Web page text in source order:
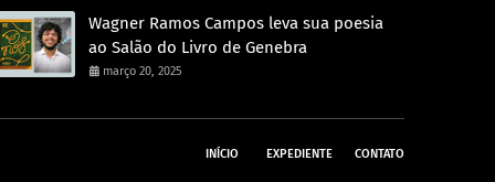
Wagner Ramos Campos leva sua poesia
ao Salão do Livro de Genebra
março 20, 2025
INÍCIO EXPEDIENTE CONTATO